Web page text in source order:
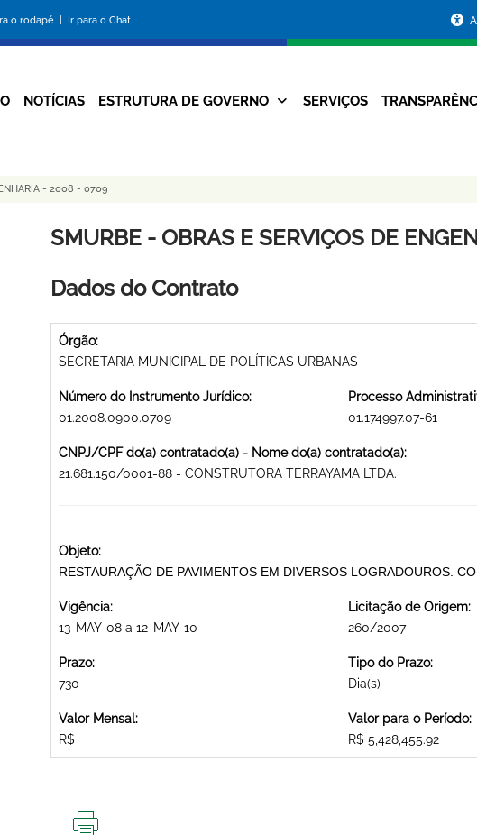
o rodapé | Ir para o Chat
da
Prefeitura
Navegação
NOTÍCIAS ESTRUTURA DE GOVERNO SERVIÇOS
- 2008 - 0709
SMURBE - OBRAS E SERVIÇOS DE
Dados do Contrato
Órgão:
SECRETARIA MUNICIPAL DE POLÍTICAS URBANAS
Número do Instrumento Jurídico:
01.2008.0900.0709
Processo
01.174997.07-61
CNPJ/CPF do(a) contratado(a) - Nome do(a) contratado(a):
21.681.150/0001-88 - CONSTRUTORA TERRAYAMA LTDA.
Objeto:
RESTAURAÇÃO DE PAVIMENTOS EM DIVERSOS LOGRADOUROS.
Vigência:
13-MAY-08 a 12-MAY-10
Licitação de Origem:
260/2007
Prazo:
730
Tipo do Prazo:
Dia(s)
Valor Mensal:
R$
Valor para o Período:
R$ 5,428,455.92